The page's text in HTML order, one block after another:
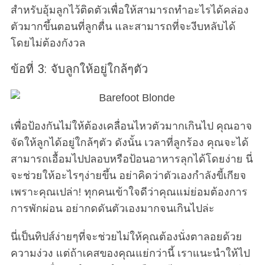
สำหรับอุ้มลูกไว้ติดตัวเพื่อให้สามารถทำอะไรได้คล่อง
ตัวมากขึ้นตอนที่ลูกตื่น และสามารถที่จะงีบหลับได้
โดยไม่ต้องกังวล
ข้อที่ 3: จับลูกให้อยู่ใกล้ๆตัว
เพื่อป้องกันไม่ให้ต้องเคลื่อนไหวตัวมากเกินไป คุณอาจ
จัดให้ลูกได้อยู่ใกล้ๆตัว ดังนั้น เวลาที่ลูกร้อง คุณจะได้
สามารถเอื้อมไปปลอบหรือป้อนอาหารลุกได้โดยง่าย นี่
จะช่วยให้อะไรๆง่ายขึ้น อย่าคิดว่าตัวเองกำลังขี้เกียจ
เพราะคุณเปล่า! ทุกคนเข้าใจดีว่าคุณแม่ย่อมต้องการ
การพักผ่อน อย่ากดดันตัวเองมากจนเกินไปล่ะ
นี่เป็นทิปส์ง่ายๆที่จะช่วยไม่ให้คุณต้องนั่งตาลอยด้วย
ความง่วง แต่ถ้าเคสของคุณแย่กว่านี้ เราแนะนำให้ไป